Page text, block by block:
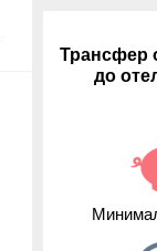
Трансфер
до